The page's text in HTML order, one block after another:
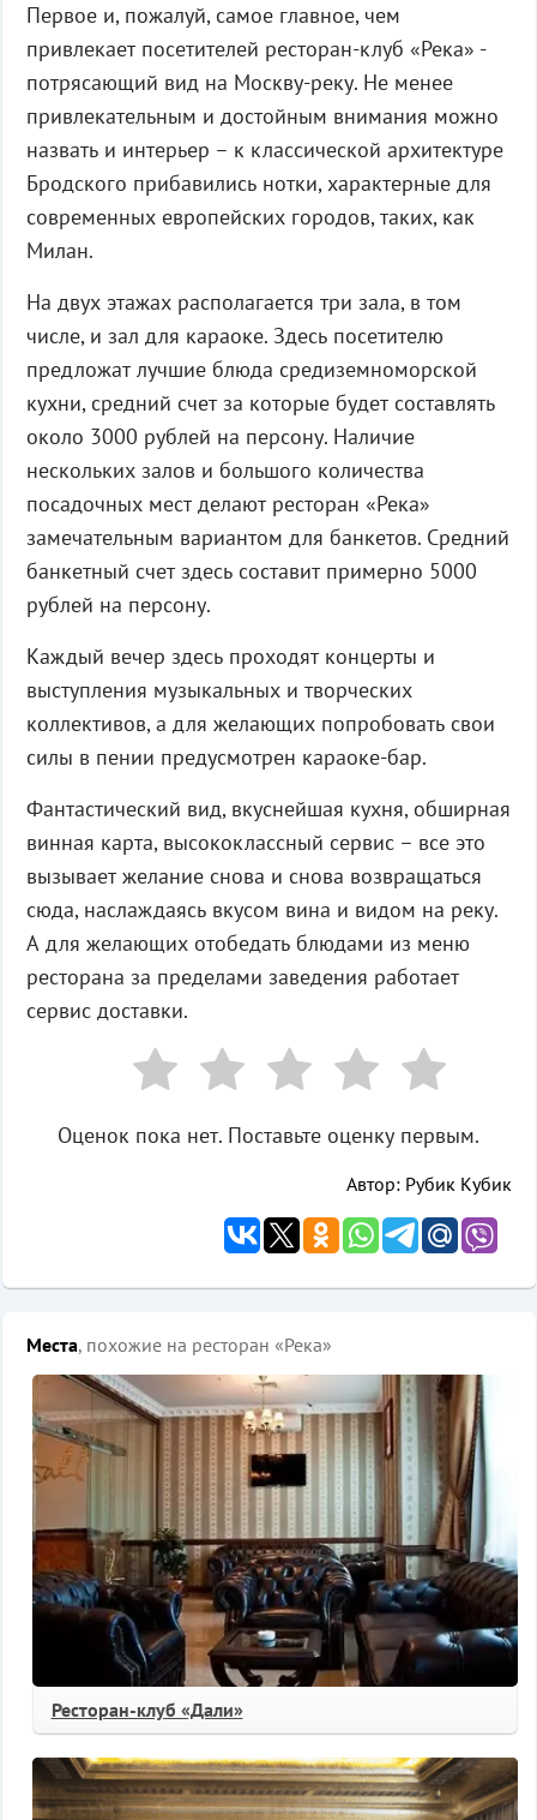
Первое и, пожалуй, самое главное, чем
привлекает посетителей ресторан-клуб «Река» -
потрясающий вид на Москву-реку. Не менее
привлекательным и достойным внимания можно
назвать и интерьер – к классической архитектуре
Бродского прибавились нотки, характерные для
современных европейских городов, таких, как
Милан.
На двух этажах располагается три зала, в том
числе, и зал для караоке. Здесь посетителю
предложат лучшие блюда средиземноморской
кухни, средний счет за которые будет составлять
около 3000 рублей на персону. Наличие
нескольких залов и большого количества
посадочных мест делают ресторан «Река»
замечательным вариантом для банкетов. Средний
банкетный счет здесь составит примерно 5000
рублей на персону.
Каждый вечер здесь проходят концерты и
выступления музыкальных и творческих
коллективов, а для желающих попробовать свои
силы в пении предусмотрен караоке-бар.
Фантастический вид, вкуснейшая кухня, обширная
винная карта, высококлассный сервис – все это
вызывает желание снова и снова возвращаться
сюда, наслаждаясь вкусом вина и видом на реку.
А для желающих отобедать блюдами из меню
ресторана за пределами заведения работает
сервис доставки.
Оценок пока нет. Поставьте оценку первым.
Автор: Рубик Кубик
Места, похожие на ресторан «Река»
Ресторан-клуб «Дали»